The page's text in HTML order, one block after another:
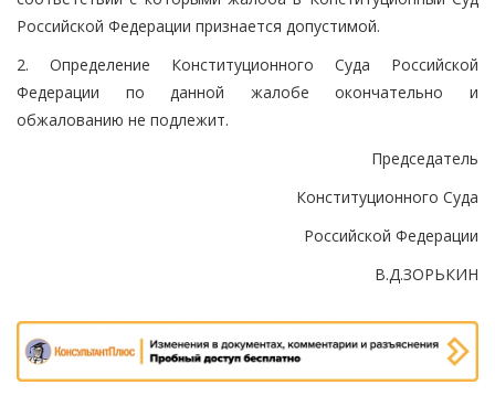
Российской Федерации признается допустимой.
2. Определение Конституционного Суда Российской
Федерации по данной жалобе окончательно и
обжалованию не подлежит.
Председатель
Конституционного Суда
Российской Федерации
В.Д.ЗОРЬКИН